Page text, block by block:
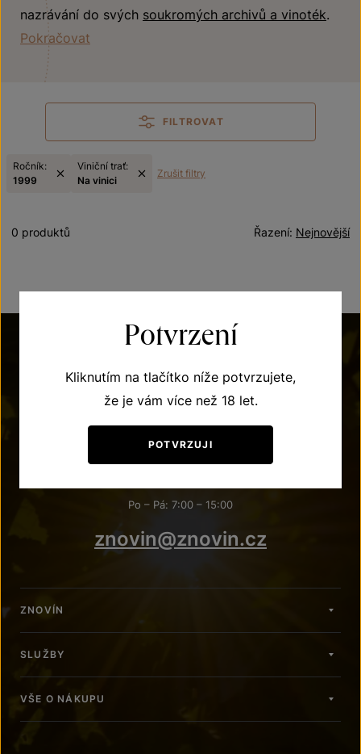
nazrávání do svých soukromých archivů a vinoték.
Pokračovat
FILTROVAT
Ročník:
1999
Viniční trať:
Na vinici
Zrušit filtry
Nejnovější
Řazení:
0 produktů
POTŘEBUJETE PORADIT?
Po – Pá: 7:00 – 15:00
znovin@znovin.cz
ZNOVÍN
SLUŽBY
VŠE O NÁKUPU
Potvrzení
Kliknutím na tlačítko níže potvrzujete,
že je vám více než 18 let.
POTVRZUJI